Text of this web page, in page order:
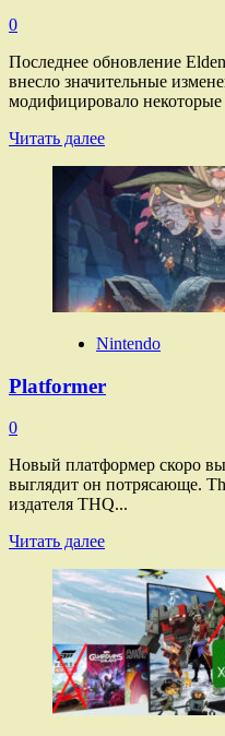
0
Последнее обновление
внесло значительные
модифицировало
Читать далееПрочитать
Elden
Ring
Nintendo
Platformer
0
Новый платформер скоро
выглядит он потрясающе.
издателя THQ...
Читать далееПрочитать
Platformer